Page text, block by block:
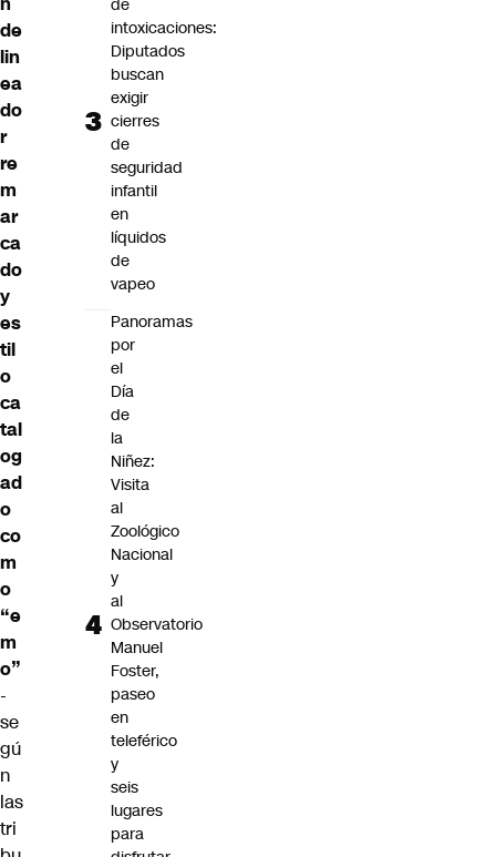
de
lin
ea
do
r
re
m
ar
ca
do
y
es
til
o
ca
tal
og
ad
o
co
m
o
“e
m
o”
-
se
gú
n
las
tri
de
intoxicaciones:
Diputados
buscan
exigir
cierres
de
seguridad
infantil
en
líquidos
de
vapeo
Panoramas
por
el
Día
de
la
Niñez:
Visita
al
Zoológico
Nacional
y
al
Observatorio
Manuel
Foster,
paseo
en
teleférico
y
seis
lugares
para